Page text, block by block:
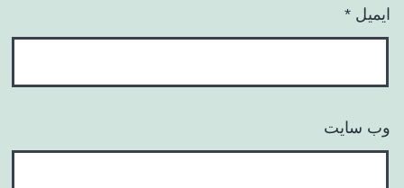
ایمیل *
وب‌ سایت